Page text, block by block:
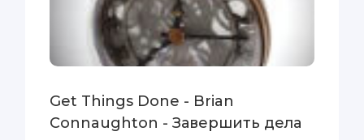
Get Things Done - Brian
Connaughton - Завершить дела